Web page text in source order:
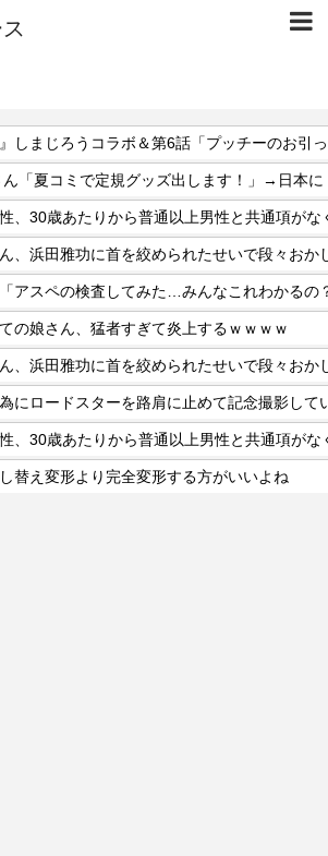
』しまじろうコラボ＆第6話「プッチーのお引
、浜田雅功に首を絞められたせいで段々おか
「アスペの検査してみた…みんなこれわかるの
の娘さん、猛者すぎて炎上するｗｗｗｗ
、浜田雅功に首を絞められたせいで段々おか
替え変形より完全変形する方がいいよね